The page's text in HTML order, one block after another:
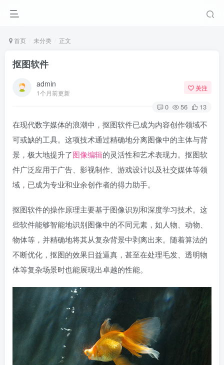
首页 未分类 正文
抠图软件
admin
1个月前更新
关注
0 56 13
在现代数字媒体的浪潮中，抠图软件已成为内容创作领域不
可或缺的工具。这项技术通过精确地分离图像中的主体与背
景，极大地提升了图像编辑的灵活性和艺术表现力。抠图软
件广泛应用于广告、影视制作、游戏设计以及社交媒体等领
域，已成为专业和业余创作者的得力助手。
抠图软件的操作原理主要基于图像识别和深度学习技术。这
些软件能够智能地识别图像中的不同元素，如人物、动物、
物体等，并精确地将其从复杂背景中剥离出来。随着算法的
不断优化，抠图的效果日益逼真，甚至在处理毛发、透明物
体等复杂场景时也能展现出卓越的性能。